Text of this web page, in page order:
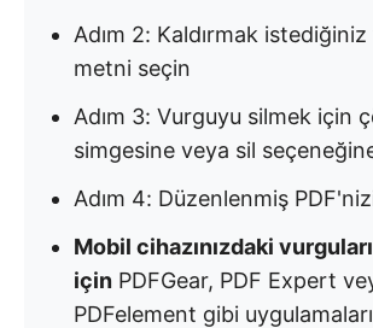
Adım 2: Kaldırmak
metni seçin
Adım 3: Vurguyu silmek için
simgesine veya sil
Adım 4: Düzenlenmiş
Mobil cihazınızdaki
için PDFGear, PDF Expert
PDFelement gibi